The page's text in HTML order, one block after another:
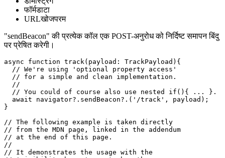
ऐरेबफ़र
ऐरेबफ़र व्यू
ब्लॉब
डोमस्ट्रिंग
फॉर्मडाटा
URLखोजपरम
"sendBeacon" की प्रत्येक कॉल एक POST-अनुरोध को निर्दिष्ट समापन बिंदु
पर प्रेषित करेगी।
async function track(payload: TrackPayload){
  // We're using 'optional property access'
  // for a simple and clean implementation.
  //
  // You could of course also use nested if(){ ... }.
  await navigator?.sendBeacon?.('/track', payload);
}